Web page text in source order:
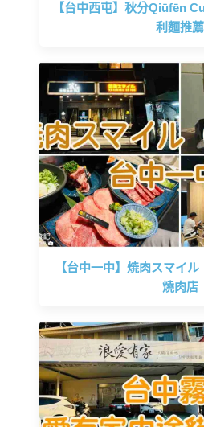
【台中西屯】秋分Qiūfēn
利麵推薦
【台中一中】焼肉スマイ
燒肉店